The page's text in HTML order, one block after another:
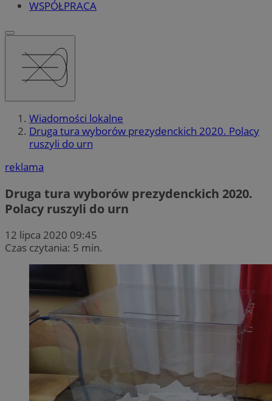
WSPÓŁPRACA
Wiadomości lokalne
Druga tura wyborów prezydenckich 2020. Polacy
ruszyli do urn
reklama
Druga tura wyborów prezydenckich 2020.
Polacy ruszyli do urn
12 lipca 2020 09:45
Czas czytania: 5 min.